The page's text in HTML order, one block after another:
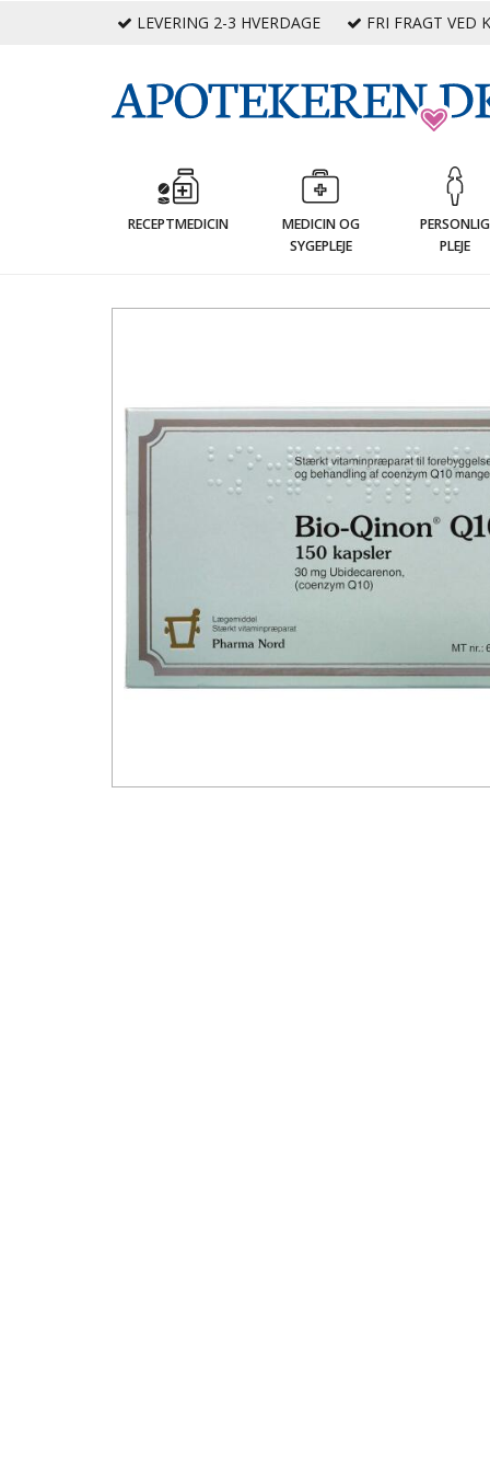
LEVERING 2-3 HVERDAGE FRI FRAGT VED
RECEPTMEDICIN
MEDICIN OG
SYGEPLEJE
PERSONLIG
PLEJE